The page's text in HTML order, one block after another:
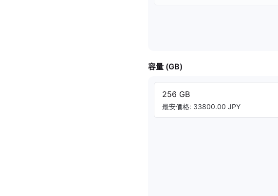
容量 (GB)
256 GB
最安価格: 33800.00 JPY